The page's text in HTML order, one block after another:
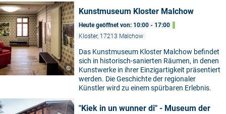
©
Kunstmuseum Kloster Malchow
Heute geöffnet von: 10:00 - 17:00
Kloster, 17213 Malchow
Das Kunstmuseum Kloster Malchow befindet
sich in historisch-sanierten Räumen, in denen
Kunstwerke in ihrer Einzigartigkeit präsentiert
werden. Die Geschichte der regionaler
Künstler wird zu einem spürbaren Erlebnis.
"Kiek in un wunner di" - Museum der